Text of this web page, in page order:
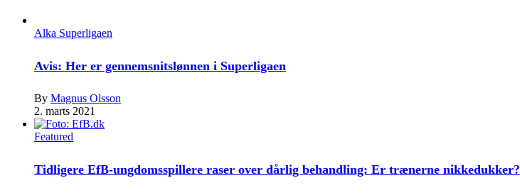
Alka Superligaen
Avis: Her er gennemsnitslønnen i Superligaen
By Magnus Olsson
2. marts 2021
Featured
Tidligere EfB-ungdomsspillere raser over dårlig behandling: Er trænerne nikkedukker?